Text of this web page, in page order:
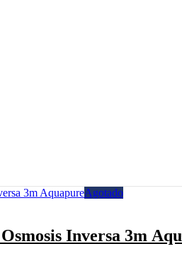
Agotado
Inversa 3m